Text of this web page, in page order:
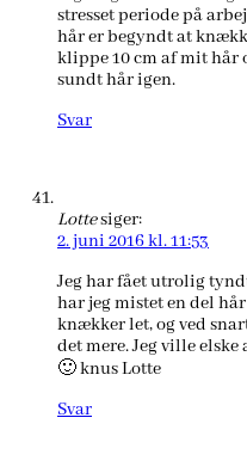
stresset periode på
hår er begyndt at
klippe 10 cm af mit hår
sundt hår igen.
Svar
Lottesiger:
2. juni 2016 kl. 11:53
Jeg har fået utrolig
har jeg mistet en del
knækker let, og ved
det mere. Jeg ville
🙂 knus Lotte
Svar